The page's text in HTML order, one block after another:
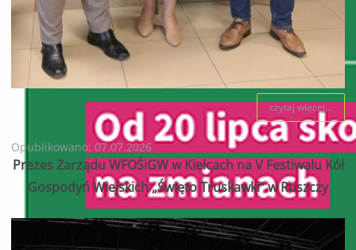
czytaj więcej...
Opublikowano: 07.07.2026
Prezes Zarządu WFOŚiGW w Kielcach na V Festiwalu Kół
Gospodyń Wiejskich „Święto Truskawki” w Ruszczy